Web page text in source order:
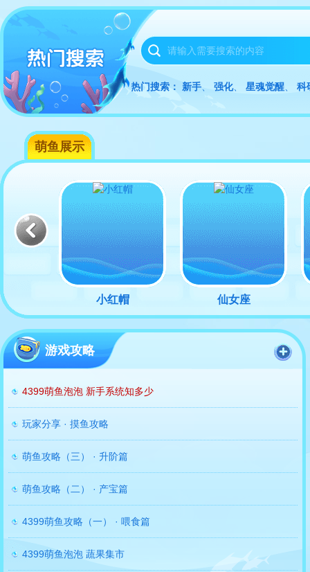
热门搜索： 新手 强化、 星魂觉醒 科
三国群将传如何快速升级
三国群将传主线推不过怎么办
三国群将传武将的职业怎么选
萌鱼展示
小红帽 仙女座
游戏攻略
4399萌鱼泡泡 新手系统知多少
玩家分享 · 摸鱼攻略
萌鱼攻略（三） · 升阶篇
萌鱼攻略（二） · 产宝篇
4399萌鱼攻略（一） · 喂食篇
4399萌鱼泡泡 蔬果集市